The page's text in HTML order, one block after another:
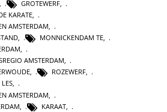
, GROTEWERF,
KARATE,
AMSTERDAM,
, MONNICKENDAM TE,
,
AMSTERDAM,
, ROZEWERF,
,
AMSTERDAM
KARAAT